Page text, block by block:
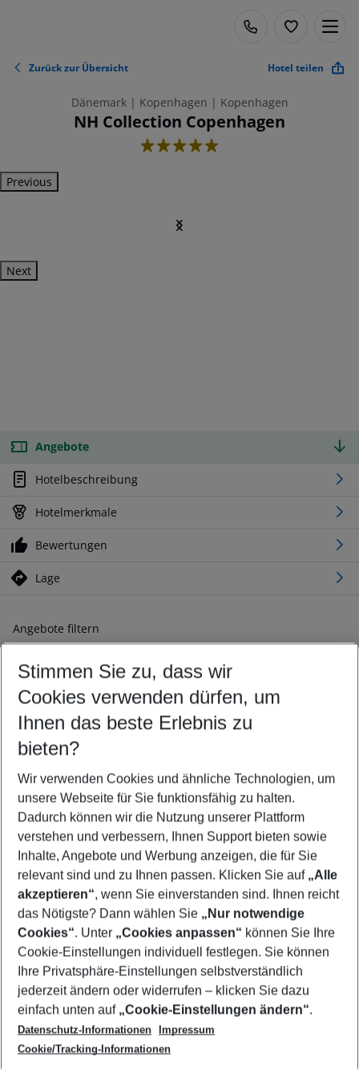
Zurück zur Übersicht Hotel teilen
Dänemark | Kopenhagen | Kopenhagen
NH Collection Copenhagen
5
Previous
Next
Angebote
Hotelbeschreibung
Hotelmerkmale
Bewertungen
Lage
Angebote filtern
Ändern Sie Ihre Kriterien nach Ihren Wünschen
Abflughafen wählen
Beliebiger Abflughafen
Reisezeitraum wählen
09.08.26– 07.08.27 5-8 Nächte
2 Erwachsene Keine Kinder
Mehr Filter anzeigen
Footer
Footer navigation
Über uns
AGB
Cookie-Einstellungen ändern
Cookie-Richtlinie
Datenschutz
Service & Hilfe
Barrierefreies Reisen
Check-in
Folgen Sie uns
Stimmen Sie zu, dass wir
Cookies verwenden dürfen, um
Ihnen das beste Erlebnis zu
bieten?
Wir verwenden Cookies und ähnliche Technologien, um
unsere Webseite für Sie funktionsfähig zu halten.
Dadurch können wir die Nutzung unserer Plattform
verstehen und verbessern, Ihnen Support bieten sowie
Inhalte, Angebote und Werbung anzeigen, die für Sie
relevant sind und zu Ihnen passen. Klicken Sie auf „Alle
akzeptieren“, wenn Sie einverstanden sind. Ihnen reicht
das Nötigste? Dann wählen Sie „Nur notwendige
Cookies“. Unter „Cookies anpassen“ können Sie Ihre
Cookie-Einstellungen individuell festlegen. Sie können
Ihre Privatsphäre-Einstellungen selbstverständlich
jederzeit ändern oder widerrufen – klicken Sie dazu
einfach unten auf „Cookie-Einstellungen ändern“.
Datenschutz-Informationen
Impressum
Cookie/Tracking-Informationen